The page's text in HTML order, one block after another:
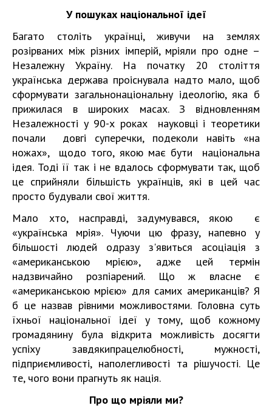
У пошуках національної ідеї
Багато століть українці, живучи на землях
розірваних між різних імперій, мріяли про одне –
Незалежну Україну. На початку 20 століття
українська держава проіснувала надто мало, щоб
сформувати загальнонаціональну ідеологію, яка б
прижилася в широких масах. З відновленням
Незалежності у 90-х роках науковці і теоретики
почали довгі суперечки, подеколи навіть «на
ножах», щодо того, якою має бути національна
ідея. Тоді її так і не вдалось сформувати так, щоб
це сприйняли більшість українців, які в цей час
просто будували свої життя.
Мало хто, насправді, задумувався, якою є
«українська мрія». Чуючи цю фразу, напевно у
більшості людей одразу з'явиться асоціація з
«американською мрією», адже цей термін
надзвичайно розпіарений. Що ж власне є
«американською мрією» для самих американців? Я
б це назвав рівними можливостями. Головна суть
їхньої національної ідеї у тому, щоб кожному
громадянину була відкрита можливість досягти
успіху завдякипрацелюбності, мужності,
підприємливості, наполегливості та рішучості. Це
те, чого вони прагнуть як нація.
Про що мріяли ми?